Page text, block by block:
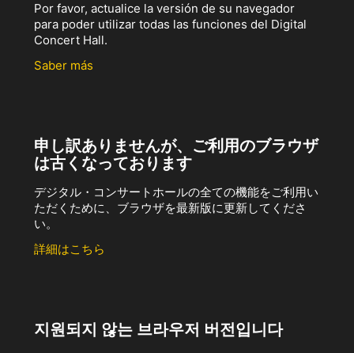
Por favor, actualice la versión de su navegador
para poder utilizar todas las funciones del Digital
Concert Hall.
Saber más
申し訳ありませんが、ご利用のブラウザ
は古くなっております
デジタル・コンサートホールの全ての機能をご利用い
ただくために、ブラウザを最新版に更新してくださ
い。
詳細はこちら
지원되지 않는 브라우저 버전입니다